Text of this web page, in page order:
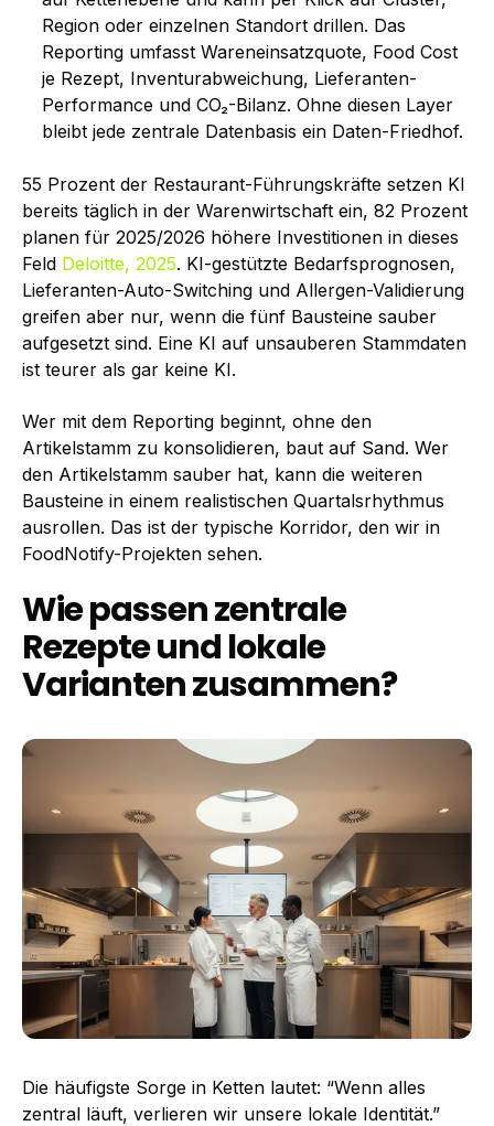
Region oder einzelnen Standort drillen. Das
Reporting umfasst Wareneinsatzquote, Food Cost
je Rezept, Inventurabweichung, Lieferanten-
Performance und CO₂-Bilanz. Ohne diesen Layer
bleibt jede zentrale Datenbasis ein Daten-Friedhof.
55 Prozent der Restaurant-Führungskräfte setzen KI
bereits täglich in der Warenwirtschaft ein, 82 Prozent
planen für 2025/2026 höhere Investitionen in dieses
Feld Deloitte, 2025. KI-gestützte Bedarfsprognosen,
Lieferanten-Auto-Switching und Allergen-Validierung
greifen aber nur, wenn die fünf Bausteine sauber
aufgesetzt sind. Eine KI auf unsauberen Stammdaten
ist teurer als gar keine KI.
Wer mit dem Reporting beginnt, ohne den
Artikelstamm zu konsolidieren, baut auf Sand. Wer
den Artikelstamm sauber hat, kann die weiteren
Bausteine in einem realistischen Quartalsrhythmus
ausrollen. Das ist der typische Korridor, den wir in
FoodNotify-Projekten sehen.
Wie passen zentrale
Rezepte und lokale
Varianten zusammen?
Die häufigste Sorge in Ketten lautet: “Wenn alles
zentral läuft, verlieren wir unsere lokale Identität.”